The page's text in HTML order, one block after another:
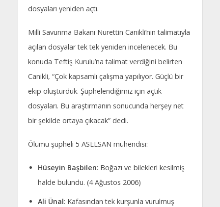
dosyaları yeniden açtı.
Milli Savunma Bakanı Nurettin Canikli’nin talimatıyla
açılan dosyalar tek tek yeniden incelenecek. Bu
konuda Teftiş Kurulu’na talimat verdiğini belirten
Canikli, “Çok kapsamlı çalışma yapılıyor. Güçlü bir
ekip oluşturduk. Şüphelendiğimiz için açtık
dosyaları. Bu araştırmanın sonucunda herşey net
bir şekilde ortaya çıkacak” dedi.
Ölümü şüpheli 5 ASELSAN mühendisi:
Hüseyin Başbilen: Boğazı ve bilekleri kesilmiş
halde bulundu. (4 Ağustos 2006)
Ali Ünal: Kafasından tek kurşunla vurulmuş